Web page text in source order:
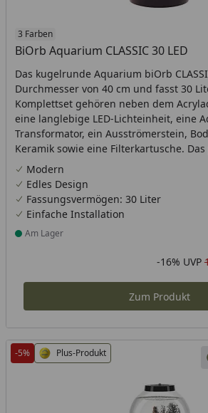
3 Farben
BiOrb Aquarium CLASSIC 30 LED
Das kugelrunde Aquarium biOrb
Durchmesser von 40 cm und fasst 30
Komplettset gehören neben dem
eine langlebige LED-Lichteinheit, eine
Transformator, ein Ausströmerstein,
Keramik sowie eine Filterkartusche.
Filtersystem ist am Boden im
verborgen.
Modern
Edles Design
Fassungsvermögen: 30 Liter
Einfache Installation
Produkt am Lager
Am Lager
Rabatt in
-16% UVP
Aktueller
Zum Produkt
-5% Plus-Produkt